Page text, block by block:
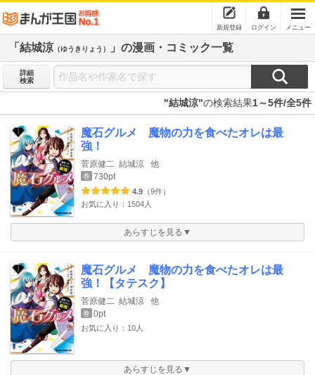
新規登録 ログイン メニュー
「結城涼 （ゆうきりょう） 」の漫画・コミック一覧
詳細
検索
"結城涼"の検索結果1～5件/全5件
魔石グルメ 魔物の力を食べたオレは最
強！
菅原健二 結城涼 他
巻 730pt
4.9 （9件）
お気に入り：1504人
あらすじを見る▼
魔石グルメ 魔物の力を食べたオレは最
強！【タテスク】
菅原健二 結城涼 他
巻 0pt
お気に入り：10人
あらすじを見る▼